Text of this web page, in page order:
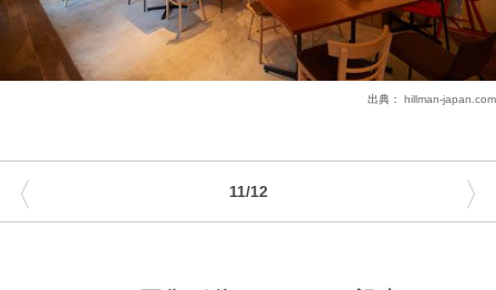
出典： hillman-japan.com
11/12
〈 〉